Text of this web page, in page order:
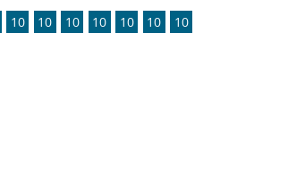
10 10 10 10 10 10 10